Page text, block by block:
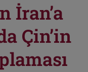
İran’a
Çin’in